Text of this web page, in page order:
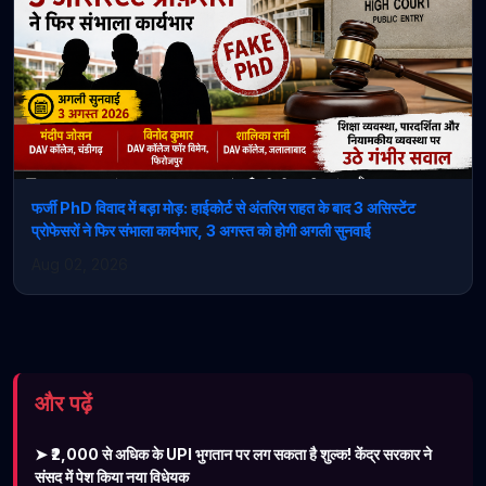
फर्जी PhD विवाद में बड़ा मोड़: हाईकोर्ट से अंतरिम राहत के बाद 3 असिस्टेंट
प्रोफेसरों ने फिर संभाला कार्यभार, 3 अगस्त को होगी अगली सुनवाई
और पढ़ें
➤ ₹2,000 से अधिक के UPI भुगतान पर लग सकता है शुल्क! केंद्र सरकार ने
संसद में पेश किया नया विधेयक